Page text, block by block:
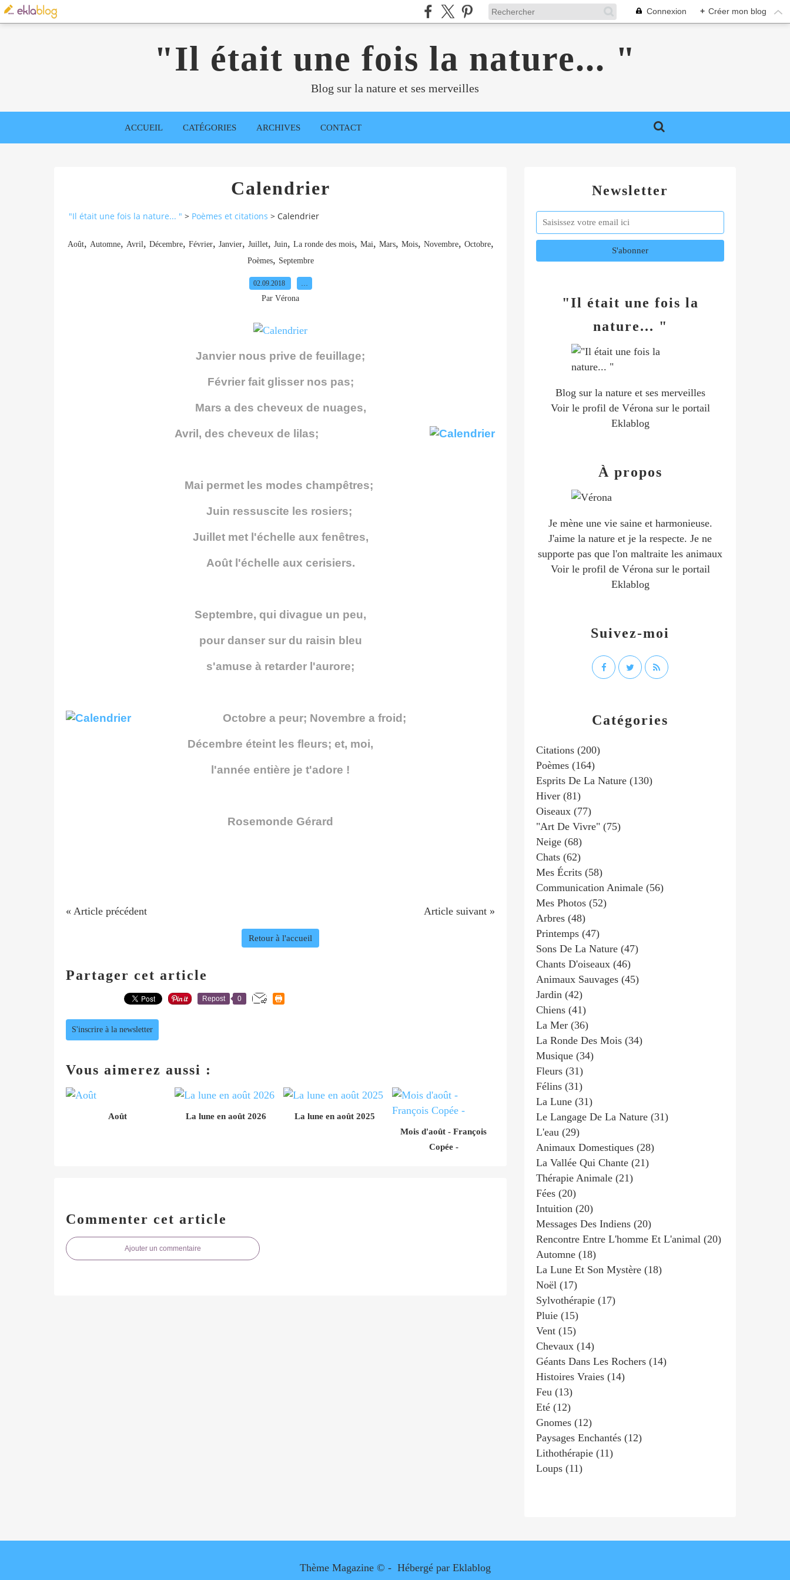
Connexion + Créer mon blog
"Il était une fois la nature... "
Blog sur la nature et ses merveilles
ACCUEIL CATÉGORIES ARCHIVES CONTACT
Calendrier
"Il était une fois la nature... " > Poèmes et citations > Calendrier
Août, Automne, Avril , Décembre, Février, Janvier, Juillet, Juin, La ronde des mois, Mai, Mars, Mois, Novembre, Octobre,
Poèmes, Septembre
02.09.2018
Par Vérona
Janvier nous prive de feuillage;
Février fait glisser nos pas;
Mars a des cheveux de nuages,
Avril, des cheveux de lilas;
Mai permet les modes champêtres;
Juin ressuscite les rosiers;
Juillet met l'échelle aux fenêtres,
Août l'échelle aux cerisiers.
Septembre, qui divague un peu,
pour danser sur du raisin bleu
s'amuse à retarder l'aurore;
Octobre a peur; Novembre a froid;
Décembre éteint les fleurs; et, moi,
l'année entière je t'adore !
Rosemonde Gérard
« Article précédent Article suivant »
Retour à l'accueil
Partager cet article
Repost 0
S'inscrire à la newsletter
Vous aimerez aussi :
Août La lune en août 2026
La lune en août 2025
Mois d'août - François
Copée -
Commenter cet article
Ajouter un commentaire
Newsletter
Catégories
Citations (200)
Poèmes (164)
Esprits De La Nature (130)
Hiver (81)
Oiseaux (77)
"art De Vivre" (75)
Neige (68)
Chats (62)
Mes Écrits (58)
Communication Animale (56)
Mes Photos (52)
Arbres (48)
Printemps (47)
Sons De La Nature (47)
Chants D'oiseaux (46)
Animaux Sauvages (45)
Jardin (42)
Chiens (41)
La Mer (36)
La Ronde Des Mois (34)
Musique (34)
Fleurs (31)
Félins (31)
La Lune (31)
Le Langage De La Nature (31)
L'eau (29)
Animaux Domestiques (28)
La Vallée Qui Chante (21)
Thérapie Animale (21)
Fées (20)
Intuition (20)
Messages Des Indiens (20)
Rencontre Entre L'homme Et L'animal (20)
Automne (18)
La Lune Et Son Mystère (18)
Noël (17)
Sylvothérapie (17)
Pluie (15)
Vent (15)
Chevaux (14)
Géants Dans Les Rochers (14)
Histoires Vraies (14)
Feu (13)
Eté (12)
Gnomes (12)
Paysages Enchantés (12)
Lithothérapie (11)
Loups (11)
"Il était une fois la
nature... "
Blog sur la nature et ses merveilles
Voir le profil de Véronasur le portail
Eklablog
Suivez-moi
À propos
Je mène une vie saine et harmonieuse.
J'aime la nature et je la respecte. Je ne
supporte pas que l'on maltraite les animaux
Voir le profil de Véronasur le portail
Eklablog
Thème Magazine © - Hébergé par Eklablog